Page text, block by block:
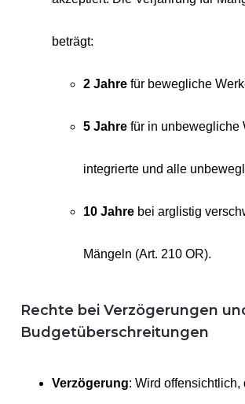
beträgt:
2 Jahre für bewegliche
5 Jahre für in unbewegliche
integrierte und alle
10 Jahre bei arglistig
Mängeln (Art. 210 OR).
Rechte bei Verzögerungen
Budgetüberschreitungen
Verzögerung: Wird offensichtlich,